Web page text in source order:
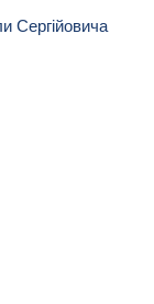
Сергійовича